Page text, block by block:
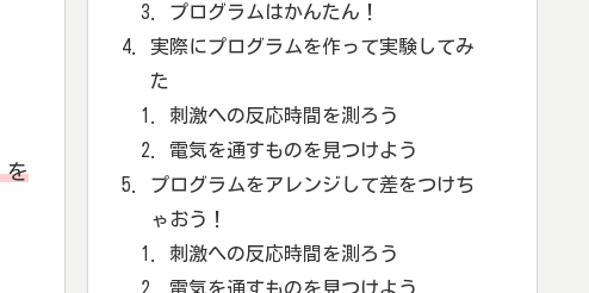
を
プログラムはかんたん！
実際にプログラムを作って実験してみ
た
刺激への反応時間を測ろう
電気を通すものを見つけよう
プログラムをアレンジして差をつけち
ゃおう！
刺激への反応時間を測ろう
電気を通すものを見つけよう